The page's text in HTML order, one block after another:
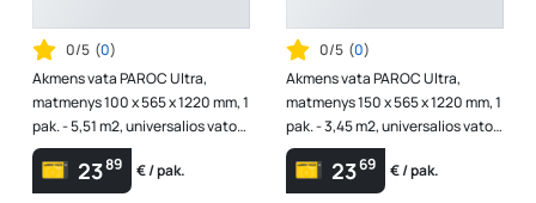
0/5 (0)
Akmens vata PAROC Ultra,
matmenys 100 x 565 x 1220 mm, 1
pak. - 5,51 m2, universalios vatos
plokštės, 8577590
2389 € / pak.
0/5 (0)
Akmens vata PAROC Ultra,
matmenys 150 x 565 x 1220 mm, 1
pak. - 3,45 m2, universalios vatos
plokštės, 8577602
2369 € / pak.